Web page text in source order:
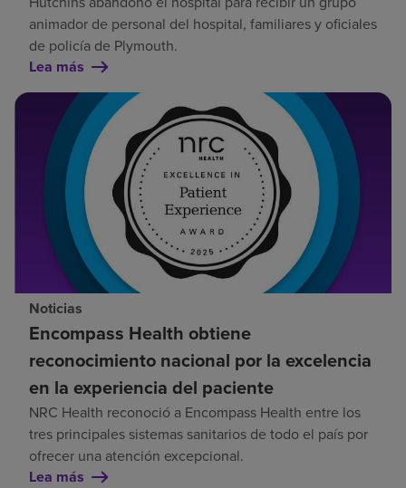
animador de personal del hospital, familiares y oficiales
de policía de Plymouth.
Lea más
Noticias
Encompass Health obtiene
reconocimiento nacional por la excelencia
en la experiencia del paciente
NRC Health reconoció a Encompass Health entre los
tres principales sistemas sanitarios de todo el país por
ofrecer una atención excepcional.
Lea más